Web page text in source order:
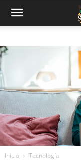
Inicio Tecnología